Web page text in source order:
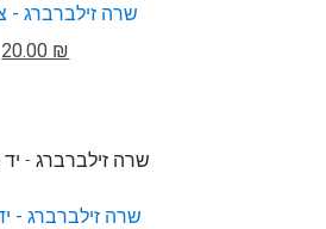
שרה זילברברג -
20.00 ₪
שרה זילברברג -